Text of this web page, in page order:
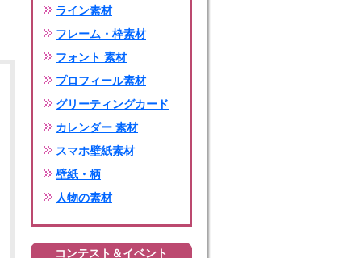
ライン素材
フレーム・枠素材
フォント 素材
プロフィール素材
グリーティングカード
カレンダー 素材
スマホ壁紙素材
壁紙・柄
人物の素材
コンテスト＆イベント